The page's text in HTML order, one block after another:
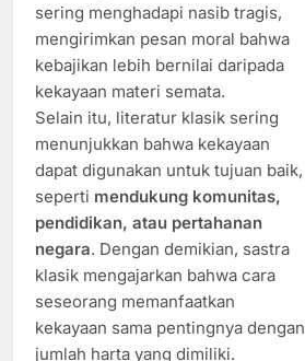
sering menghadapi nasib tragis,
mengirimkan pesan moral bahwa
kebajikan lebih bernilai daripada
kekayaan materi semata.
Selain itu, literatur klasik sering
menunjukkan bahwa kekayaan
dapat digunakan untuk tujuan baik,
seperti mendukung komunitas,
pendidikan, atau pertahanan
negara. Dengan demikian, sastra
klasik mengajarkan bahwa cara
seseorang memanfaatkan
kekayaan sama pentingnya dengan
jumlah harta yang dimiliki.